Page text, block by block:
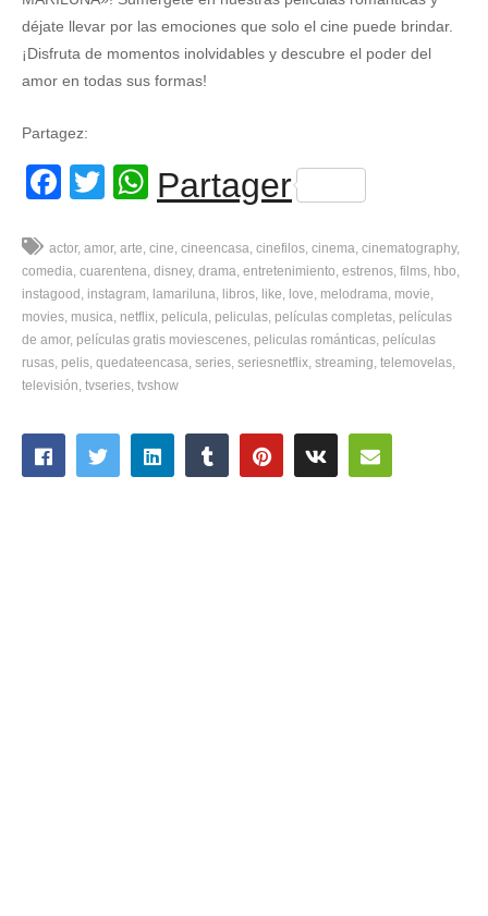
déjate llevar por las emociones que solo el cine puede brindar.
¡Disfruta de momentos inolvidables y descubre el poder del
amor en todas sus formas!
Partagez:
Facebook
Twitter
WhatsApp
Partager
actor amor arte cine cineencasa cinefilos cinema cinematography
comedia cuarentena disney drama entretenimiento estrenos films hbo
instagood
instagram lamariluna libros like love melodrama movie
movies musica netflix pelicula peliculas películas completas películas
de amor películas gratis moviescenes peliculas románticas películas
rusas pelis quedateencasa series seriesnetflix streaming telemovelas
televisión tvseries tvshow